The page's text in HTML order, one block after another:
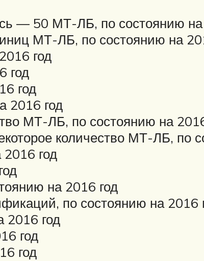
— 50 МТ-ЛБ, по состоянию на
МТ-ЛБ, по состоянию на
год
год
год
2016 год
МТ-ЛБ, по состоянию на
количество МТ-ЛБ, по
год
на 2016 год
по состоянию на 2016
год
год
год